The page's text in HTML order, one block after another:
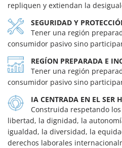
repliquen y extiendan la
SEGURIDAD Y
Tener una región
consumidor pasivo sino
REGÍON PREPARADA E
Tener una región
consumidor pasivo sino
IA CENTRADA EN EL SER
Construida respetando
libertad, la dignidad, la
igualdad, la diversidad, la
derechos laborales